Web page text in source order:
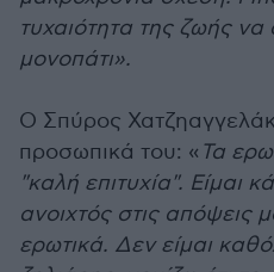
τυχαιότητα της ζωής να
μονοπάτι».
Ο Σπύρος
προσωπικά του: « Τα
"καλή επιτυχία". Είμαι
ανοιχτός στις απόψεις
ερωτικά. Δεν είμαι